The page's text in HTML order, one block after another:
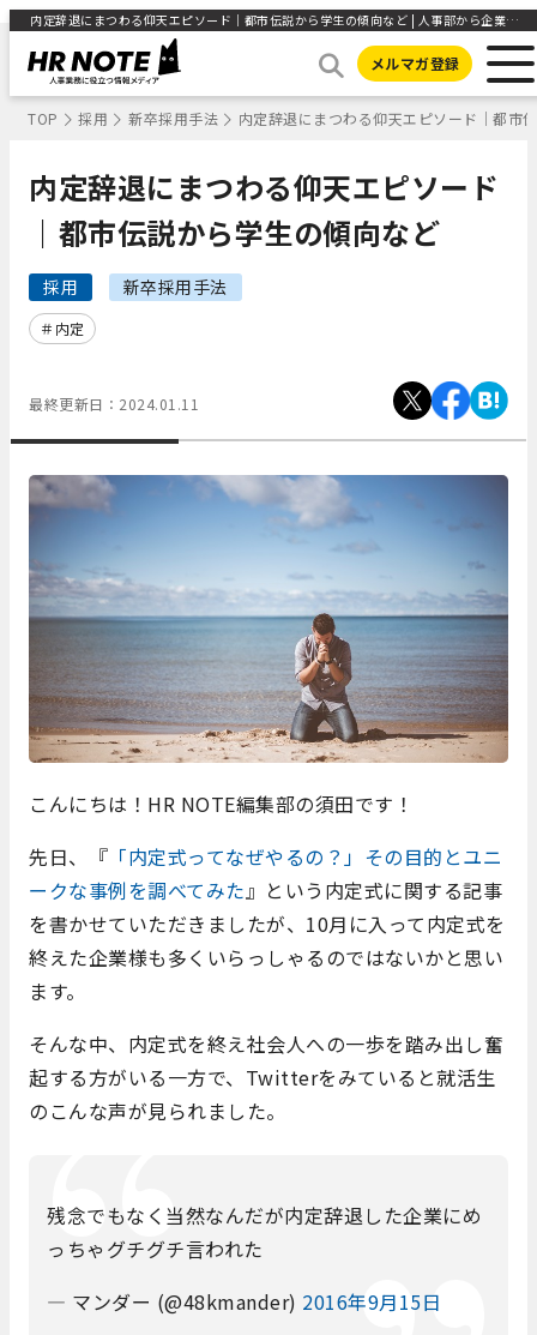
内定辞退にまつわる仰天エピソード｜都市伝説から学生の傾向など | 人事部から企業成長を応援するメディアHR NOTE
メルマガ登録
TOP 採用 新卒採用手法 内定辞退にまつわる仰天エピソード｜都市
内定辞退にまつわる仰天エピソード
｜都市伝説から学生の傾向など
採用 新卒採用手法
内定
最終更新日： 2024.01.11
こんにちは！HR NOTE編集部の須田です！
先日、『 「内定式ってなぜやるの？」その目的とユニ
ークな事例を調べてみた』という内定式に関する記事
を書かせていただきましたが、10月に入って内定式を
終えた企業様も多くいらっしゃるのではないかと思い
ます。
そんな中、内定式を終え社会人への一歩を踏み出し奮
起する方がいる一方で、Twitterをみていると就活生
のこんな声が見られました。
残念でもなく当然なんだが内定辞退した企業にめ
っちゃグチグチ言われた
— マンダー (@48kmander) 2016年9月15日